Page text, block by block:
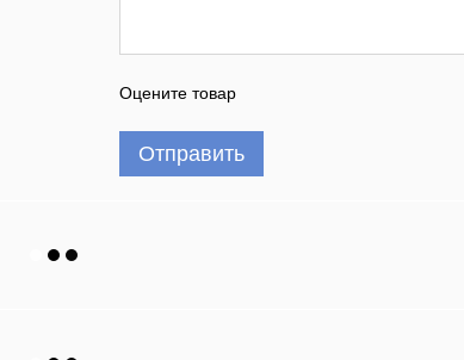
Оцените товар
Отправить